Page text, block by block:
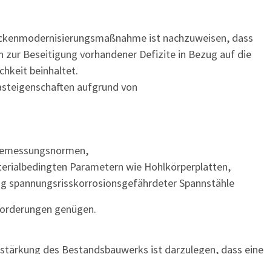
ist nachzuweisen, dass
zur Beseitigung vorhandener Defizite in Bezug auf die
beinhaltet.
aufgrund von
Parametern wie Hohlkörperplatten,
spannungsrisskorrosionsgefährdeter Spannstähle
genügen.
des Bestandsbauwerks ist darzulegen, dass eine